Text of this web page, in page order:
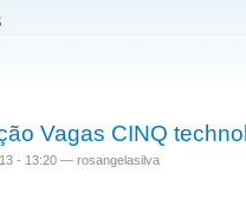
Vagas CINQ
- 13:20 — rosangelasilva